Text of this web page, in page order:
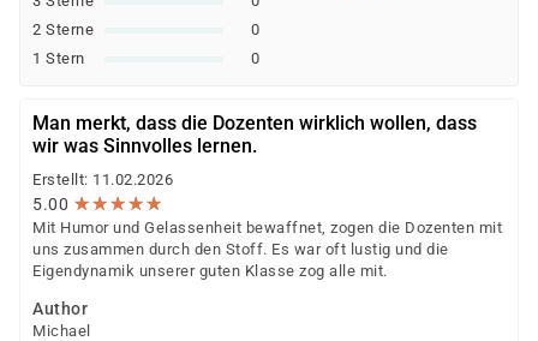
2 Sterne
0
1 Stern
0
Man merkt, dass die Dozenten wirklich wollen, dass
wir was Sinnvolles lernen.
Erstellt: 11.02.2026
5.00 ★★★★★
★★★★★
Mit Humor und Gelassenheit bewaffnet, zogen die Dozenten mit
uns zusammen durch den Stoff. Es war oft lustig und die
Eigendynamik unserer guten Klasse zog alle mit.
Author
Michael